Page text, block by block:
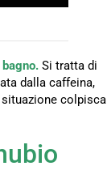
Si tratta di
dalla caffeina,
colpisca